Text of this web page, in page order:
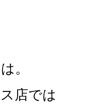
。
店では